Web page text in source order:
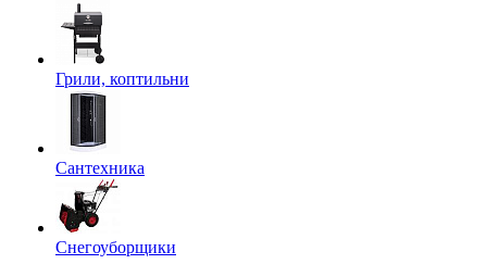
Грили, коптильни
Сантехника
Снегоуборщики